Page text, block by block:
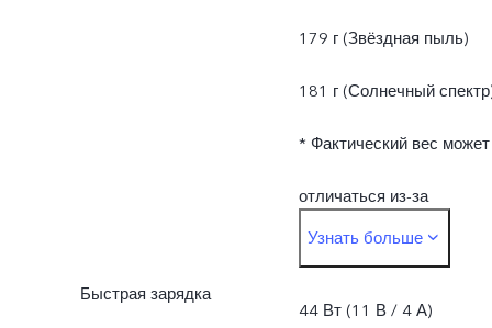
различий в
производственных
процессах, методах
поставляемых
179 г (Звёздная пыль)
181 г (Солнечный
* Фактический вес может
отличаться из-за
различий в
производственных
Узнать больше
Быстрая зарядка
44 Вт (11 В / 4 А)